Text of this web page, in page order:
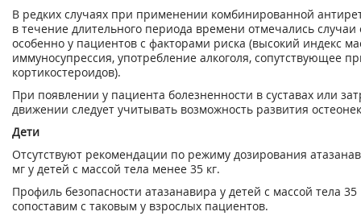
В редких случаях при применении комбинированной
в течение длительного периода времени отмечались случаи
особенно у пациентов с факторами риска (высокий индекс
иммуносупрессия, употребление алкоголя, сопутствующее
кортикостероидов).
При появлении у пациента болезненности в суставах или
движении следует учитывать возможность развития
Дети
Отсутствуют рекомендации по режиму дозирования
мг у детей с массой тела менее 35 кг.
Профиль безопасности атазанавира у детей с массой тела
сопоставим с таковым у взрослых пациентов.